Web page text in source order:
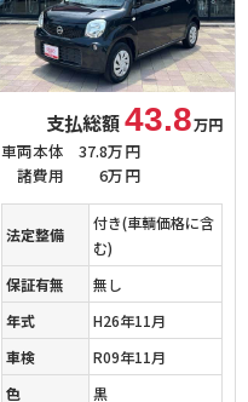
支払総額43.8万円
車両本体
37.8万円
諸費用
6万円
法定整備
付き(車輌価格に含
む)
保証有無
無し
年式
H26年11月
車検
R09年11月
色
黒